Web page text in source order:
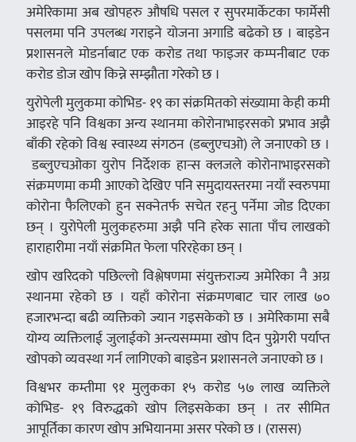
अमेरिकामा अब खोपहरु औषधि पसल र सुपरमार्केटका फार्मेसी
पसलमा पनि उपलब्ध गराइने योजना अगाडि बढेको छ । बाइडेन
प्रशासनले मोडर्नाबाट एक करोड तथा फाइजर कम्पनीबाट एक
करोड डोज खोप किन्ने सम्झौता गरेको छ ।
युरोपेली मुलुकमा कोभिड- १९ का संक्रमितको संख्यामा केही कमी
आइरहे पनि विश्वका अन्य स्थानमा कोरोनाभाइरसको प्रभाव अझै
बाँकी रहेको विश्व स्वास्थ्य संगठन (डब्लुएचओ) ले जनाएको छ ।
डब्लुएचओका युरोप निर्देशक हान्स क्लजले कोरोनाभाइरसको
संक्रमणमा कमी आएको देखिए पनि समुदायस्तरमा नयाँ स्वरुपमा
कोरोना फैलिएको हुन सक्नेतर्फ सचेत रहनु पर्नेमा जोड दिएका
छन् । युरोपेली मुलुकहरुमा अझै पनि हरेक साता पाँच लाखको
हाराहारीमा नयाँ संक्रमित फेला परिरहेका छन् ।
खोप खरिदको पछिल्लो विश्लेषणमा संयुक्तराज्य अमेरिका नै अग्र
स्थानमा रहेको छ । यहाँ कोरोना संक्रमणबाट चार लाख ७०
हजारभन्दा बढी व्यक्तिको ज्यान गइसकेको छ । अमेरिकामा सबै
योग्य व्यक्तिलाई जुलाईको अन्त्यसम्ममा खोप दिन पुग्नेगरी पर्याप्त
खोपको व्यवस्था गर्न लागिएको बाइडेन प्रशासनले जनाएको छ ।
विश्वभर कम्तीमा ९१ मुलुकका १५ करोड ५७ लाख व्यक्तिले
कोभिड- १९ विरुद्धको खोप लिइसकेका छन् । तर सीमित
आपूर्तिका कारण खोप अभियानमा असर परेको छ । (रासस)